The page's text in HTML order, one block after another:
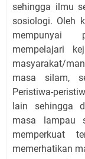
sehingga ilmu
sosiologi. Oleh
mempunyai
mempelajari
masyarakat/
masa silam,
Peristiwa-
lain sehingga
masa lampau
memperkuat
memerhatikan